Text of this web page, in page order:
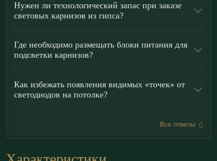
Профильный карниз удобно использовать для
подсветки и создания интимной атмосферы в
спальне или гостиной; закарнизная подсветка
выстроить многослойный, управляемый свет.
Нужен ли технологический запас при заказе
световых карнизов из гипса?
Где необходимо размещать блоки питания для
подсветки карнизов?
Как избежать появления видимых «точек» от
светодиодов на потолке?
Все ответы